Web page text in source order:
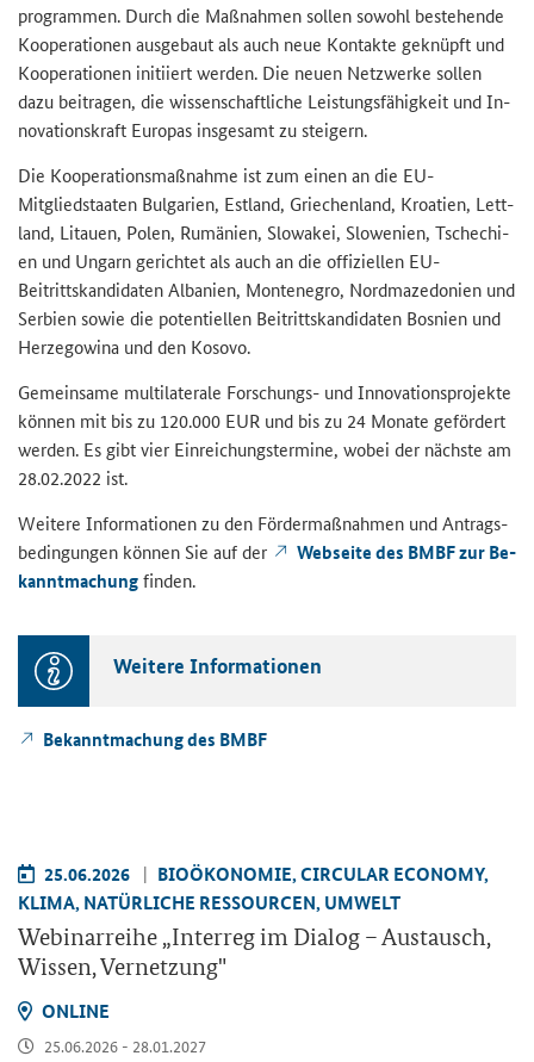
pro­gram­men. Durch die Maß­nah­men sol­len so­wohl be­stehen­de
Ko­ope­ra­tio­nen aus­ge­baut als auch neue Kon­tak­te ge­knüpft und
Ko­ope­ra­tio­nen in­iti­iert wer­den. Die neuen Netz­wer­ke sol­len
dazu bei­tra­gen, die wis­sen­schaft­li­che Leis­tungs­fä­hig­keit und In­
no­va­ti­ons­kraft Eu­ro­pas ins­ge­samt zu stei­gern.
Die Ko­ope­ra­ti­ons­maß­nah­me ist zum einen an die EU-​
Mitgliedstaaten Bul­ga­ri­en, Est­land, Grie­chen­land, Kroa­ti­en, Lett­
land, Li­tau­en, Polen, Ru­mä­ni­en, Slo­wa­kei, Slo­we­ni­en, Tsche­chi­
en und Un­garn ge­rich­tet als auch an die of­fi­zi­el­len EU-​
Beitrittskandidaten Al­ba­ni­en, Mon­te­ne­gro, Nord­ma­ze­do­ni­en und
Ser­bi­en sowie die po­ten­ti­el­len Bei­tritts­kan­di­da­ten Bos­ni­en und
Her­ze­go­wi­na und den Ko­so­vo.
Ge­mein­sa­me mul­ti­la­te­ra­le Forschungs-​ und In­no­va­ti­ons­pro­jek­te
kön­nen mit bis zu 120.000 EUR und bis zu 24 Mo­na­te ge­för­dert
wer­den. Es gibt vier Ein­rei­chungs­ter­mi­ne, wobei der nächs­te am
28.02.2022 ist.
Wei­te­re In­for­ma­tio­nen zu den För­der­maß­nah­men und An­trags­
be­din­gun­gen kön­nen Sie auf der
Web­sei­te des BMBF zur Be­
kannt­ma­chungfin­den.
Wei­te­re In­for­ma­tio­nen
Be­kannt­ma­chung des BMBF
25.06.2026
BIO­ÖKO­NO­MIE, CIR­CU­LAR ECO­NO­MY,
KLIMA, NA­TÜR­LI­CHE RES­SOUR­CEN, UM­WELT
We­bi­nar­rei­he „Interregim Dia­log – Aus­tausch,
Wis­sen, Ver­net­zung"
ON­LINE
25.06.2026 - 28.01.2027